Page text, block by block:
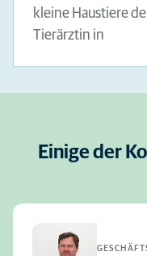
kleine Haustiere
Tierärztin in
Einige der